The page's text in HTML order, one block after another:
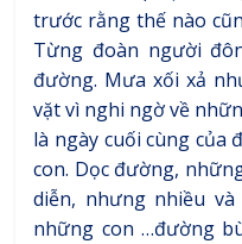
trước rằng thế nào
Từng đoàn người
đường. Mưa xối xả
vặt vì nghi ngờ về
là ngày cuối cùng của
con. Dọc đường,
diễn, nhưng nhiều
những con …đường